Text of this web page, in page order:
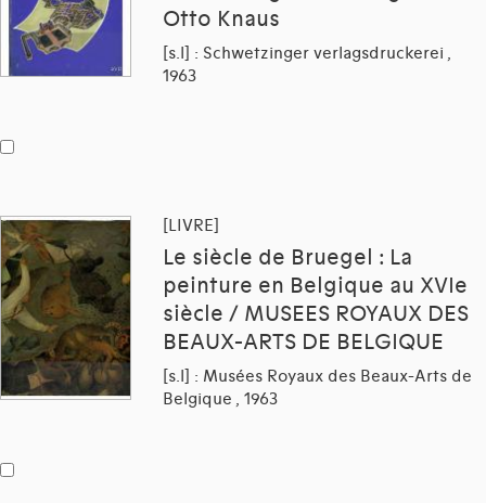
Otto Knaus
[s.l] : Schwetzinger verlagsdruckerei ,
1963
[LIVRE]
Le siècle de Bruegel : La
peinture en Belgique au XVIe
siècle / MUSEES ROYAUX DES
BEAUX-ARTS DE BELGIQUE
[s.l] : Musées Royaux des Beaux-Arts de
Belgique , 1963